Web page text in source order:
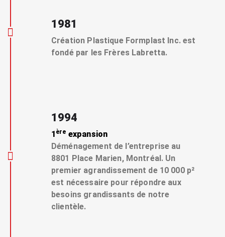
1981
Création Plastique Formplast Inc. est
fondé par les Frères Labretta.
1994
1 ère expansion
Déménagement de l’entreprise au
8801 Place Marien, Montréal. Un
premier agrandissement de 10 000 p²
est nécessaire pour répondre aux
besoins grandissants de notre
clientèle.